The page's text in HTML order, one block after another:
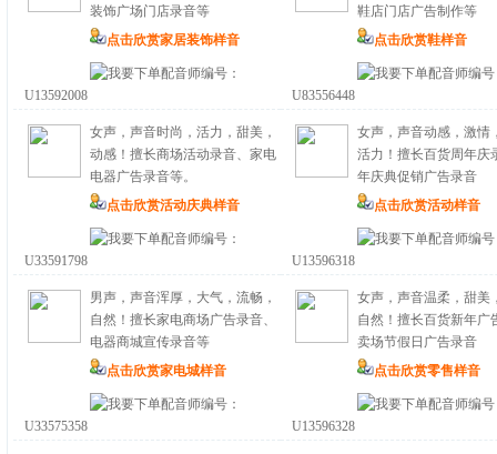
装饰广场门店录音等
点击欣赏家居装饰样音
配音师编号：
U13592008
鞋店门店广告制作等
点击欣赏鞋样音
配音师编
U83556448
女声，声音时尚，活力，甜美，
动感！擅长商场活动录音、家电
电器广告录音等。
点击欣赏活动庆典样音
配音师编号：
U33591798
女声，声音动感，激情
活力！擅长百货周年庆
年庆典促销广告录音
点击欣赏活动样音
配音师编
U13596318
男声，声音浑厚，大气，流畅，
自然！擅长家电商场广告录音、
电器商城宣传录音等
点击欣赏家电城样音
配音师编号：
U33575358
女声，声音温柔，甜美
自然！擅长百货新年广
卖场节假日广告录音
点击欣赏零售样音
配音师编
U13596328